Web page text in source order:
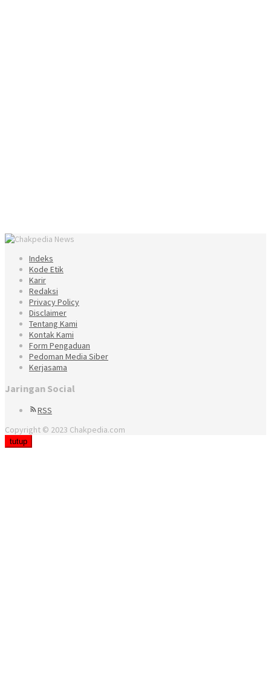
Indeks
Kode Etik
Karir
Redaksi
Privacy Policy
Disclaimer
Tentang Kami
Kontak Kami
Form Pengaduan
Pedoman Media Siber
Kerjasama
Jaringan Social
RSS
Copyright © 2023 Chakpedia.com
tutup